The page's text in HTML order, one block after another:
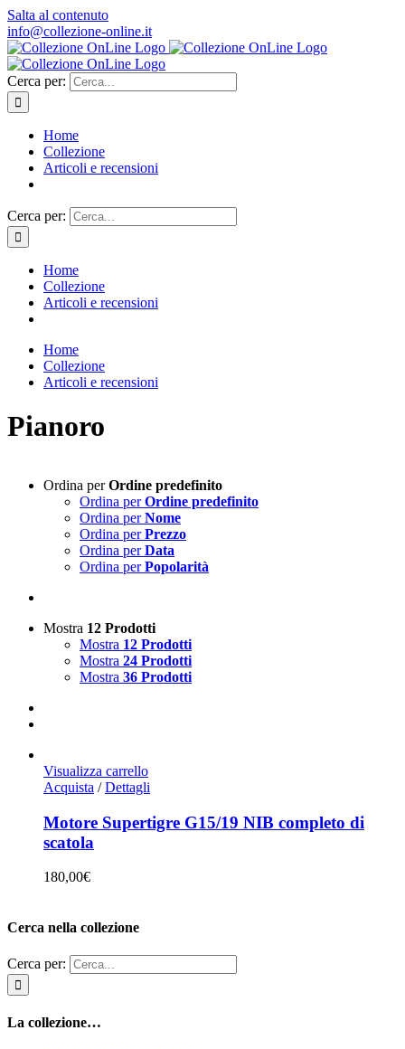
Salta al contenuto
info@collezione-online.it
Cerca per:
Home
Collezione
Articoli e recensioni
Cerca per:
Home
Collezione
Articoli e recensioni
Home
Collezione
Articoli e recensioni
Pianoro
Ordina perOrdine predefinito
Ordina perOrdine predefinito
Ordina perNome
Ordina perPrezzo
Ordina perData
Ordina perPopolarità
Mostra 12 Prodotti
Mostra 12 Prodotti
Mostra 24 Prodotti
Mostra 36 Prodotti
Visualizza carrello
Acquista / Dettagli
Motore Supertigre G15/19 NIB completo di
scatola
180,00€
Cerca nella collezione
Cerca per:
La collezione…